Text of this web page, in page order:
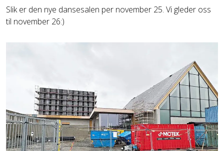
Slik er den nye dansesalen per november 25. Vi gleder oss
til november 26:)